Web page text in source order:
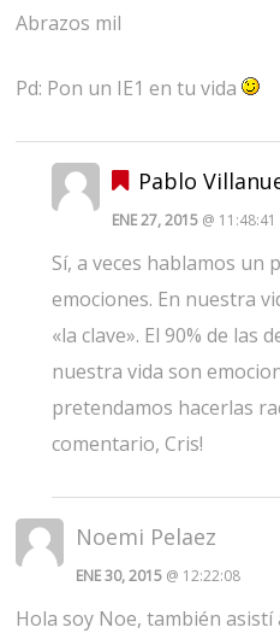
Abrazos mil
Pd: Pon un IE1 en tu vida
Pablo
ENE 27, 2015 @ 11:48:41
Sí, a veces hablamos un
emociones. En nuestra
«la clave». El 90% de las
nuestra vida son
pretendamos hacerlas
comentario, Cris!
Noemi Pelaez
ENE 30, 2015 @ 12:22:08
Hola soy Noe, también